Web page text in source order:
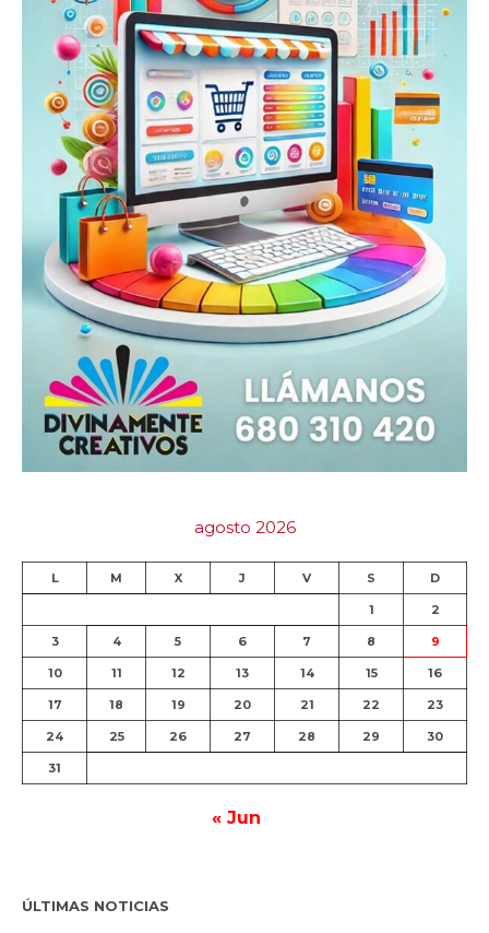
agosto 2026
L M X J V S D
1 2
3 4 5 6 7 8 9
10 11 12 13 14 15 16
17 18 19 20 21 22 23
24 25 26 27 28 29 30
31
« Jun
ÚLTIMAS NOTICIAS